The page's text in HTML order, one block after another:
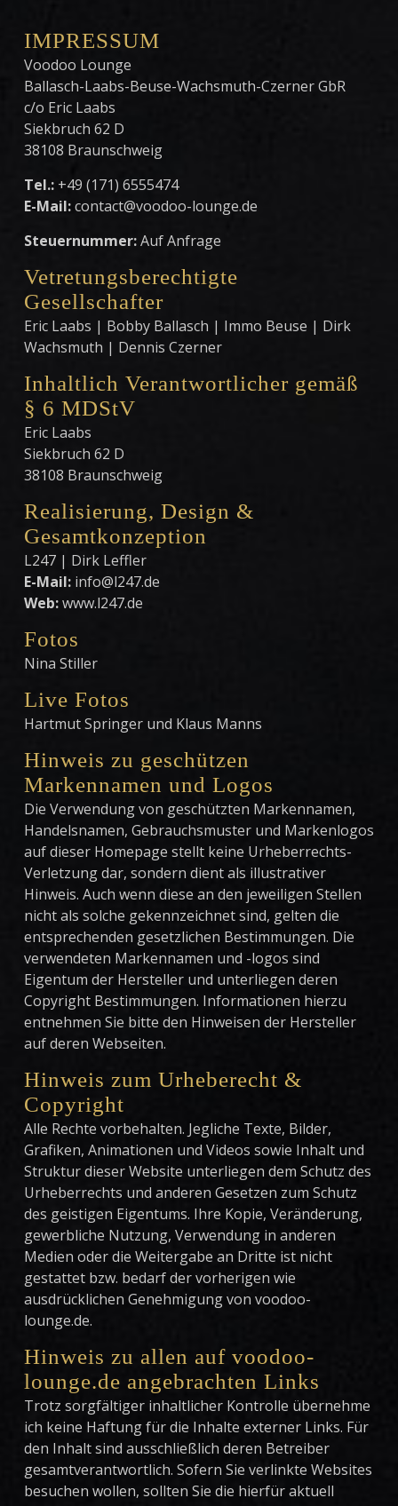
IMPRESSUM
Voodoo Lounge
Ballasch-Laabs-Beuse-Wachsmuth-Czerner GbR
c/o Eric Laabs
Siekbruch 62 D
38108 Braunschweig
Tel.:+49 (171) 6555474
E-Mail:contact@voodoo-lounge.de
Steuernummer:Auf Anfrage
Vetretungsberechtigte
Gesellschafter
Eric Laabs | Bobby Ballasch | Immo Beuse | Dirk
Wachsmuth | Dennis Czerner
Inhaltlich Verantwortlicher gemäß
§ 6 MDStV
Eric Laabs
Siekbruch 62 D
38108 Braunschweig
Realisierung, Design &
Gesamtkonzeption
L247 | Dirk Leffler
E-Mail:info@l247.de
Web:www.l247.de
Fotos
Nina Stiller
Live Fotos
Hartmut Springer und Klaus Manns
Hinweis zu geschützen
Markennamen und Logos
Die Verwendung von geschützten Markennamen,
Handelsnamen, Gebrauchsmuster und Markenlogos
auf dieser Homepage stellt keine Urheberrechts-
Verletzung dar, sondern dient als illustrativer
Hinweis. Auch wenn diese an den jeweiligen Stellen
nicht als solche gekennzeichnet sind, gelten die
entsprechenden gesetzlichen Bestimmungen. Die
verwendeten Markennamen und -logos sind
Eigentum der Hersteller und unterliegen deren
Copyright Bestimmungen. Informationen hierzu
entnehmen Sie bitte den Hinweisen der Hersteller
auf deren Webseiten.
Hinweis zum Urheberecht &
Copyright
Alle Rechte vorbehalten. Jegliche Texte, Bilder,
Grafiken, Animationen und Videos sowie Inhalt und
Struktur dieser Website unterliegen dem Schutz des
Urheberrechts und anderen Gesetzen zum Schutz
des geistigen Eigentums. Ihre Kopie, Veränderung,
gewerbliche Nutzung, Verwendung in anderen
Medien oder die Weitergabe an Dritte ist nicht
gestattet bzw. bedarf der vorherigen wie
ausdrücklichen Genehmigung von voodoo-
lounge.de.
Hinweis zu allen auf voodoo-
lounge.de angebrachten Links
Trotz sorgfältiger inhaltlicher Kontrolle übernehme
ich keine Haftung für die Inhalte externer Links. Für
den Inhalt sind ausschließlich deren Betreiber
gesamtverantwortlich. Sofern Sie verlinkte Websites
besuchen wollen, sollten Sie die hierfür aktuell